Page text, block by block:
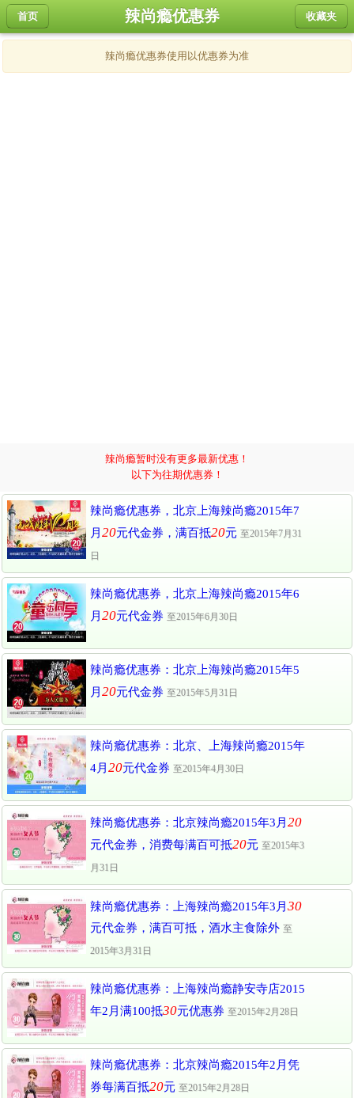
首页 收藏夹
辣尚瘾优惠券
辣尚瘾优惠券使用以优惠券为准
辣尚瘾暂时没有更多最新优惠！
以下为往期优惠券！
辣尚瘾优惠券，北京上海辣尚瘾2015年7
月 20元代金券，满百抵20元 至2015年7月31
日
辣尚瘾优惠券，北京上海辣尚瘾2015年6
月 20元代金券 至2015年6月30日
辣尚瘾优惠券：北京上海辣尚瘾2015年5
月 20元代金券 至2015年5月31日
辣尚瘾优惠券：北京、上海辣尚瘾2015年
4月 20元代金券 至2015年4月30日
辣尚瘾优惠券：北京辣尚瘾2015年3月 20
元代金券，消费每满百可抵20元 至2015年3
月31日
辣尚瘾优惠券：上海辣尚瘾2015年3月 30
元代金券，满百可抵，酒水主食除外 至
2015年3月31日
辣尚瘾优惠券：上海辣尚瘾静安寺店2015
年2月满100抵30元优惠券 至2015年2月28日
辣尚瘾优惠券：北京辣尚瘾2015年2月凭
券每满百抵20元 至2015年2月28日